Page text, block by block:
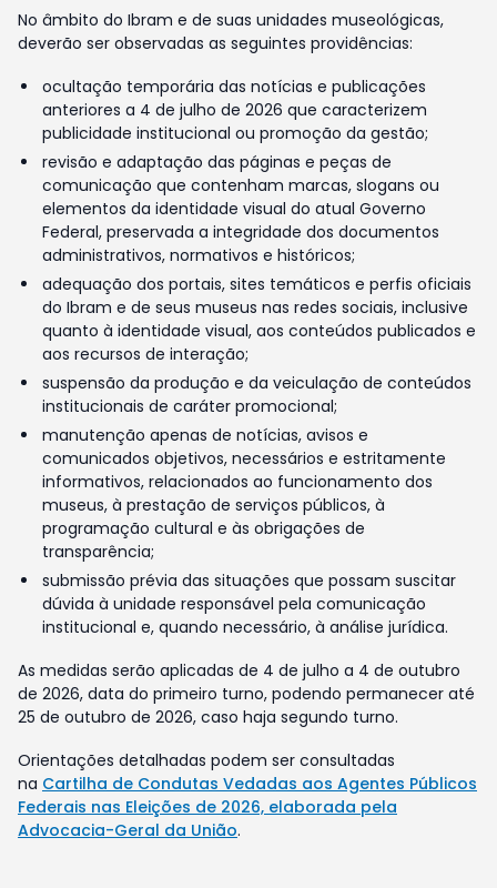
No âmbito do Ibram e de suas unidades museológicas,
deverão ser observadas as seguintes providências:
ocultação temporária das notícias e publicações
anteriores a 4 de julho de 2026 que caracterizem
publicidade institucional ou promoção da gestão;
revisão e adaptação das páginas e peças de
comunicação que contenham marcas, slogans ou
elementos da identidade visual do atual Governo
Federal, preservada a integridade dos documentos
administrativos, normativos e históricos;
adequação dos portais, sites temáticos e perfis oficiais
do Ibram e de seus museus nas redes sociais, inclusive
quanto à identidade visual, aos conteúdos publicados e
aos recursos de interação;
suspensão da produção e da veiculação de conteúdos
institucionais de caráter promocional;
manutenção apenas de notícias, avisos e
comunicados objetivos, necessários e estritamente
informativos, relacionados ao funcionamento dos
museus, à prestação de serviços públicos, à
programação cultural e às obrigações de
transparência;
submissão prévia das situações que possam suscitar
dúvida à unidade responsável pela comunicação
institucional e, quando necessário, à análise jurídica.
As medidas serão aplicadas de 4 de julho a 4 de outubro
de 2026, data do primeiro turno, podendo permanecer até
25 de outubro de 2026, caso haja segundo turno.
Orientações detalhadas podem ser consultadas
na Cartilha de Condutas Vedadas aos Agentes Públicos
Federais nas Eleições de 2026, elaborada pela
Advocacia-Geral da União.